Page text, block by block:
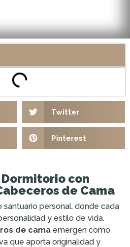
Twitter
Pinterest
con
de Cama
santuario personal, donde cada
y estilo de vida.
de cama emergen como
que aporta originalidad y